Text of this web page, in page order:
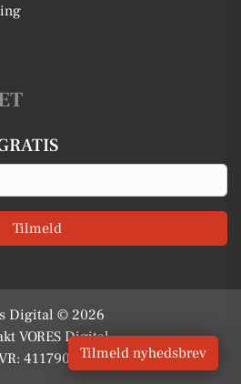
Tilmeld
Digital © 2026
VORES Digital
41179082Tilmeld nyhedsbrev